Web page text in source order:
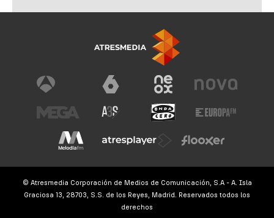
© Atresmedia Corporación de Medios de Comunicación, S.A - A. Isla
Graciosa 13, 28703, S.S. de los Reyes, Madrid. Reservados todos los
derechos